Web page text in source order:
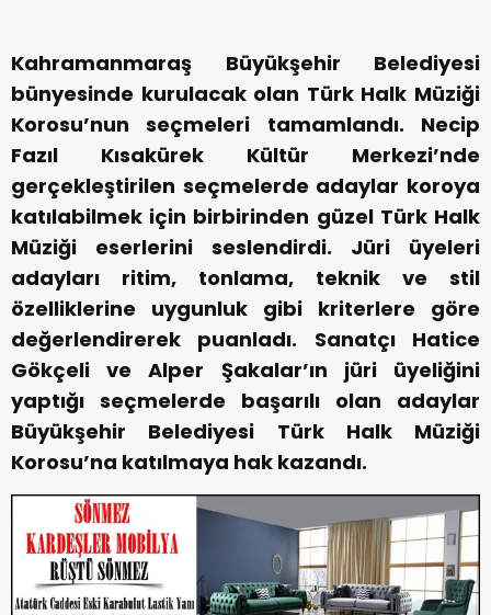
Kahramanmaraş Büyükşehir Belediyesi
bünyesinde kurulacak olan Türk Halk Müziği
Korosu’nun seçmeleri tamamlandı. Necip
Fazıl Kısakürek Kültür Merkezi’nde
gerçekleştirilen seçmelerde adaylar koroya
katılabilmek için birbirinden güzel Türk Halk
Müziği eserlerini seslendirdi. Jüri üyeleri
adayları ritim, tonlama, teknik ve stil
özelliklerine uygunluk gibi kriterlere göre
değerlendirerek puanladı. Sanatçı Hatice
Gökçeli ve Alper Şakalar’ın jüri üyeliğini
yaptığı seçmelerde başarılı olan adaylar
Büyükşehir Belediyesi Türk Halk Müziği
Korosu’na katılmaya hak kazandı.